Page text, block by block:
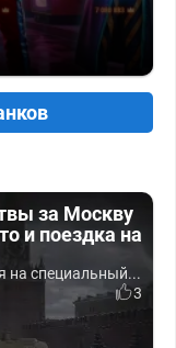
за Москву
и поездка на
на специальный...
3